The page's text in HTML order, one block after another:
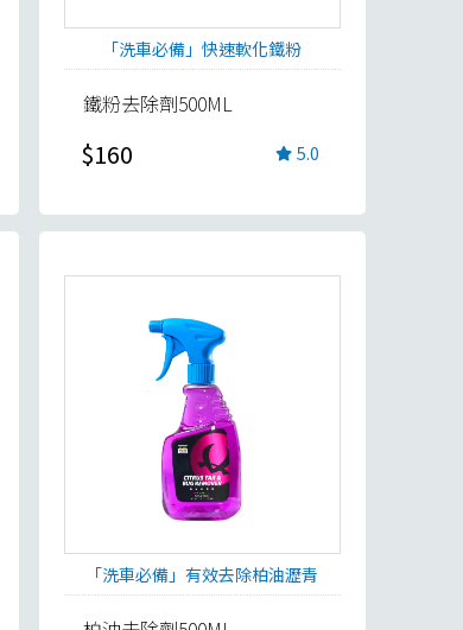
「洗車必備」快速軟化鐵粉
鐵粉去除劑500ML
$160 5.0
「洗車必備」有效去除柏油瀝青